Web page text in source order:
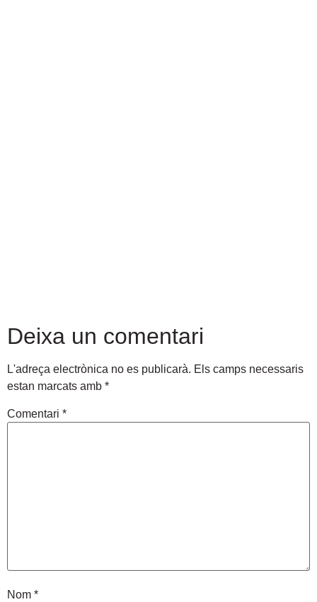
Deixa un comentari
L'adreça electrònica no es publicarà. Els camps necessaris
estan marcats amb *
Comentari *
Nom *